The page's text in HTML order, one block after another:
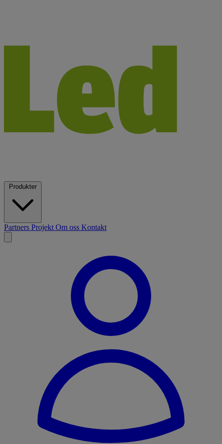
Produkter
Partners Projekt Om oss Kontakt